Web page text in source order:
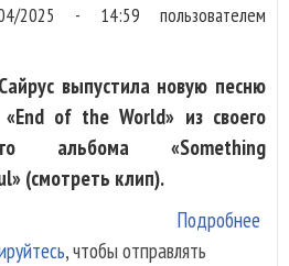
2025 - 14:59 пользователем
выпустила новую песню
of the World» из своего
альбома «Something
(смотреть клип).
Подробнее
, чтобы отправлять